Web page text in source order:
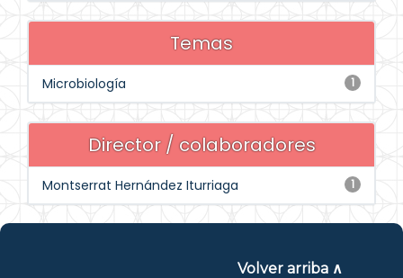
Temas
1
Microbiología
Director / colaboradores
1
Montserrat Hernández Iturriaga
Volver arriba ∧